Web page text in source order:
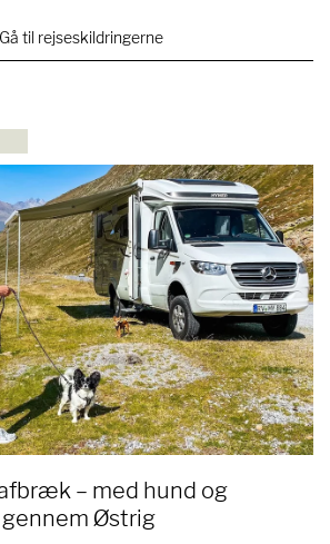
Gå til rejseskildringerne
– med hund og
gennem Østrig